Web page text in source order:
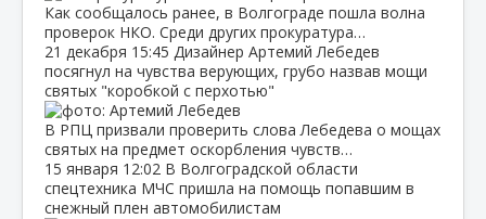
Как сообщалось ранее, в Волгограде пошла волна
проверок НКО. Среди других прокуратура…
21 декабря 15:45 Дизайнер Артемий Лебедев
посягнул на чувства верующих, грубо назвав мощи
святых "коробкой с перхотью"
В РПЦ призвали проверить слова Лебедева о мощах
святых на предмет оскорбления чувств…
15 января 12:02 В Волгоградской области
спецтехника МЧС пришла на помощь попавшим в
снежный плен автомобилистам